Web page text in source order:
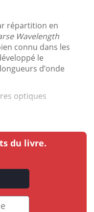
répartition en
Wavelength
connu dans les
le
d’onde
optiques
du livre.